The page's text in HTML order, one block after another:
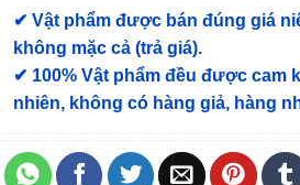
✔ Vật phẩm được bán đúng giá
không mặc cả (trả giá).
✔ 100% Vật phẩm đều được cam
nhiên, không có hàng giả, hàng